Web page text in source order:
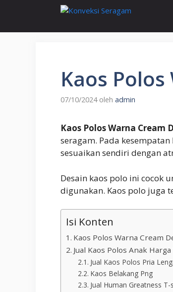
isi
Kaos
07/10/2024 oleh admin
Kaos Polos Warna Cream
seragam. Pada
sesuaikan sendiri dengan
Desain kaos polo ini cocok
digunakan. Kaos polo juga
Isi Konten
Kaos Polos Warna Cream
Jual Kaos Polos Anak
Jual Kaos Polos Pria
Kaos Belakang Png
Jual Human Greatness